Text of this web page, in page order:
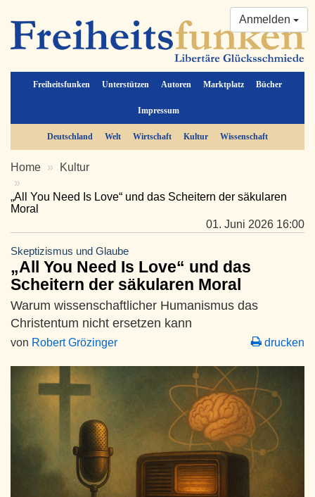
Freiheitsfunken Unterstützen Autoren Marktplatz Bücher
Impressum
Anmelden
Deutschland Welt Wirtschaft Kultur Wissenschaft
Home Kultur
„All You Need Is Love“ und das Scheitern der säkularen
Moral
01. Juni 2026 16:00
Skeptizismus und Glaube
„All You Need Is Love“ und das
Scheitern der säkularen Moral
Warum wissenschaftlicher Humanismus das
Christentum nicht ersetzen kann
von Robert Grözinger drucken